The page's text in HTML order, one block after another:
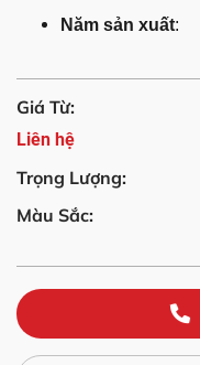
Năm sản xuất:
Giá Từ:
Liên hệ
Trọng Lượng:
Màu Sắc: